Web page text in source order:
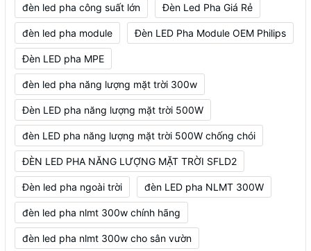
đèn led pha công suất lớn Đèn Led Pha Giá Rẻ
đèn led pha module Đèn LED Pha Module OEM Philips
Đèn LED pha MPE
đèn led pha năng lượng mặt trời 300w
Đèn LED pha năng lượng mặt trời 500W
đèn LED pha năng lượng mặt trời 500W chống chói
ĐÈN LED PHA NĂNG LƯỢNG MẶT TRỜI SFLD2
Đèn led pha ngoài trời đèn LED pha NLMT 300W
đèn led pha nlmt 300w chính hãng
đèn led pha nlmt 300w cho sân vườn